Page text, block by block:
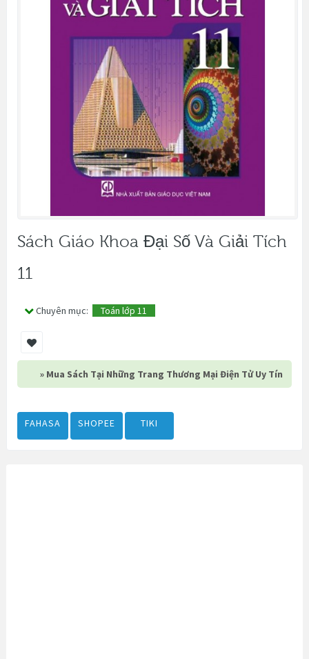
Sách Giáo Khoa Đại Số Và Giải Tích
11
Chuyên mục: Toán lớp 11
» Mua Sách Tại Những Trang Thương Mại Điện Tử Uy Tín
FAHASA SHOPEE TIKI